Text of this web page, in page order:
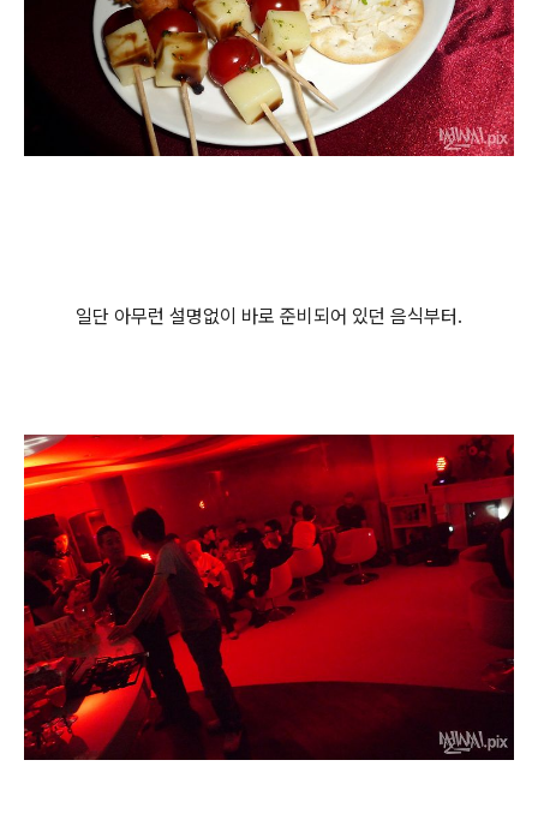
일단 아무런 설명없이 바로 준비되어 있던 음식부터.